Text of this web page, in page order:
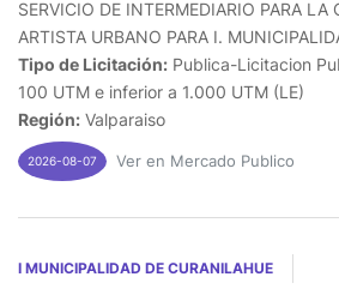
SERVICIO DE INTERMEDIARIO PARA LA
ARTISTA URBANO PARA I.
Tipo de Licitación: Publica-Licitacion
100 UTM e inferior a 1.000 UTM (LE)
Región: Valparaiso
2026-08-07 Ver en Mercado Publico
I MUNICIPALIDAD DE CURANILAHUE